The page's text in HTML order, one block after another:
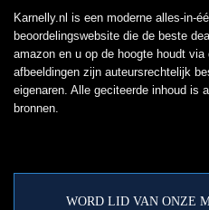
Karnelly.nl is een moderne alles-in-
beoordelingswebsite die de beste
amazon en u op de hoogte houdt
afbeeldingen zijn auteursrechtelijk
eigenaren. Alle geciteerde inhoud is
bronnen.
WORD LID VAN ONZE